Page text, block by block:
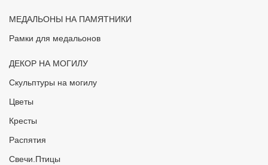
МЕДАЛЬОНЫ НА ПАМЯТНИКИ
Рамки для медальонов
ДЕКОР НА МОГИЛУ
Скульптуры на могилу
Цветы
Кресты
Распятия
Свечи.Птицы